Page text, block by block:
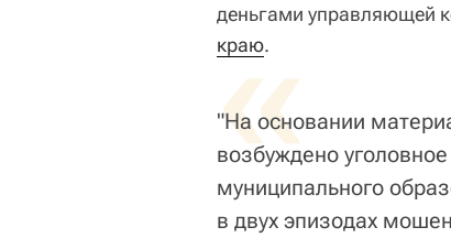
деньгами управляющей
краю.
«
"На основании
возбуждено
муниципального
в двух эпизодах